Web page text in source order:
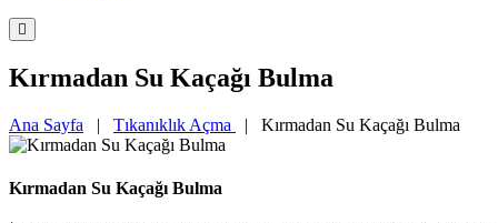
Kırmadan Su Kaçağı Bulma
Ana Sayfa | Tıkanıklık Açma | Kırmadan Su Kaçağı Bulma
Kırmadan Su Kaçağı Bulma